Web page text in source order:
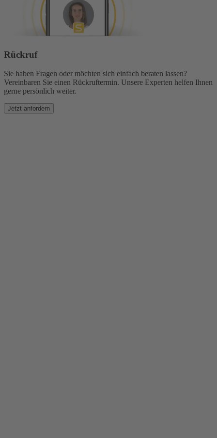
Rückruf
Sie haben Fragen oder möchten sich einfach beraten lassen?
Vereinbaren Sie einen Rückruftermin. Unsere Experten helfen Ihnen
gerne persönlich weiter.
Jetzt anfordern